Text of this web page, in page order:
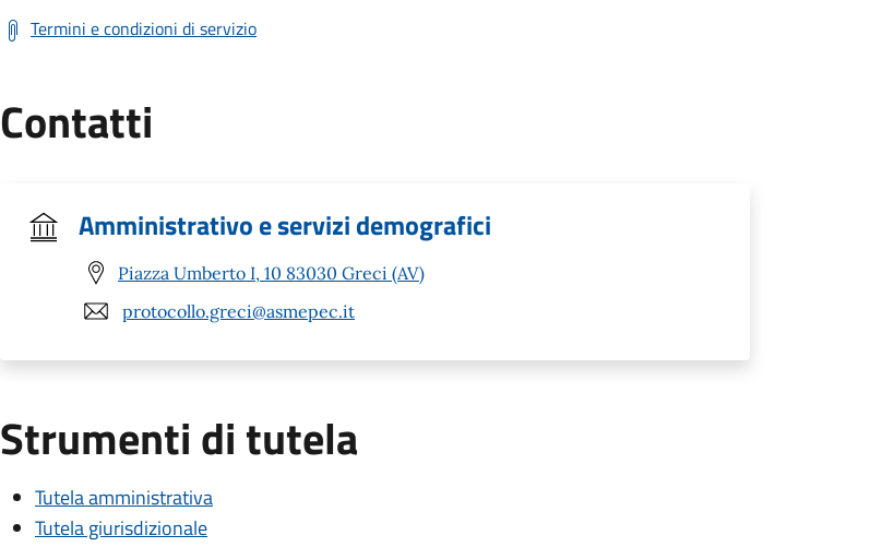
Termini e condizioni di servizio
Contatti
Amministrativo e servizi demografici
Piazza Umberto I, 10 83030 Greci (AV)
protocollo.greci@asmepec.it
Strumenti di tutela
Tutela amministrativa
Tutela giurisdizionale